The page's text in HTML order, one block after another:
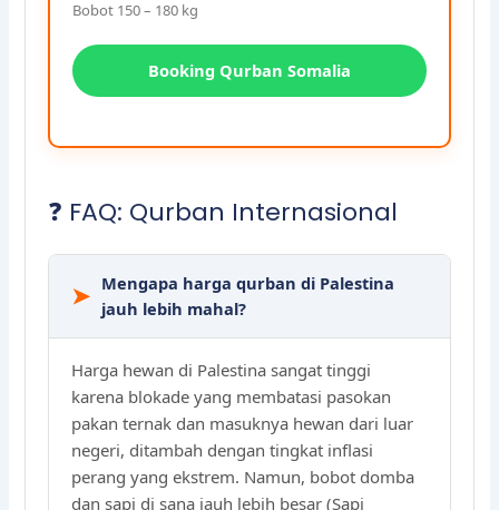
Bobot 150 – 180 kg
Booking Qurban Somalia
❓ FAQ: Qurban Internasional
➤ Mengapa harga qurban di Palestina
jauh lebih mahal?
Harga hewan di Palestina sangat tinggi
karena blokade yang membatasi pasokan
pakan ternak dan masuknya hewan dari luar
negeri, ditambah dengan tingkat inflasi
perang yang ekstrem. Namun, bobot domba
dan sapi di sana jauh lebih besar (Sapi